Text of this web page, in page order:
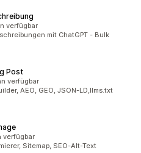
verfügbar
mit ChatGPT - Bulk
Post
verfügbar
AEO, GEO, JSON-LD,llms.txt
verfügbar
Sitemap, SEO-Alt-Text